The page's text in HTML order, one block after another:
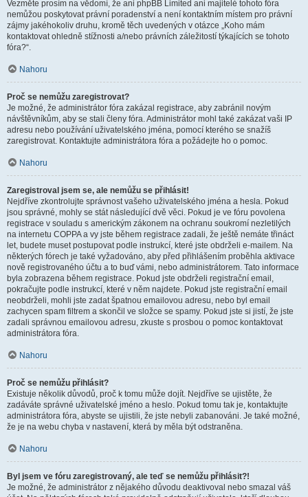
Vezměte prosím na vědomí, že ani phpBB Limited ani majitelé tohoto fóra
nemůžou poskytovat právní poradenství a není kontaktním místem pro právní
zájmy jakéhokoliv druhu, kromě těch uvedených v otázce „Koho mám
kontaktovat ohledně stížnosti a/nebo právních záležitostí týkajících se tohoto
fóra?“.
Nahoru
Proč se nemůžu zaregistrovat?
Je možné, že administrátor fóra zakázal registrace, aby zabránil novým
návštěvníkům, aby se stali členy fóra. Administrátor mohl také zakázat vaši IP
adresu nebo používání uživatelského jména, pomocí kterého se snažíš
zaregistrovat. Kontaktujte administrátora fóra a požádejte ho o pomoc.
Nahoru
Zaregistroval jsem se, ale nemůžu se přihlásit!
Nejdříve zkontrolujte správnost vašeho uživatelského jména a hesla. Pokud
jsou správné, mohly se stát následující dvě věci. Pokud je ve fóru povolena
registrace v souladu s americkým zákonem na ochranu soukromí nezletilých
na internetu COPPA a vy jste během registrace zadali, že ještě nemáte třináct
let, budete muset postupovat podle instrukcí, které jste obdrželi e-mailem. Na
některých fórech je také vyžadováno, aby před přihlášením proběhla aktivace
nově registrovaného účtu a to buď vámi, nebo administrátorem. Tato informace
byla zobrazena během registrace. Pokud jste obdrželi registrační email,
pokračujte podle instrukcí, které v něm najdete. Pokud jste registrační email
neobdrželi, mohli jste zadat špatnou emailovou adresu, nebo byl email
zachycen spam filtrem a skončil ve složce se spamy. Pokud jste si jistí, že jste
zadali správnou emailovou adresu, zkuste s prosbou o pomoc kontaktovat
administrátora fóra.
Nahoru
Proč se nemůžu přihlásit?
Existuje několik důvodů, proč k tomu může dojít. Nejdříve se ujistěte, že
zadáváte správné uživatelské jméno a heslo. Pokud tomu tak je, kontaktujte
administrátora fóra, abyste se ujistili, že jste nebyli zabanováni. Je také možné,
že je na webu chyba v nastavení, která by měla být odstraněna.
Nahoru
Byl jsem ve fóru zaregistrovaný, ale teď se nemůžu přihlásit?!
Je možné, že administrátor z nějakého důvodu deaktivoval nebo smazal váš